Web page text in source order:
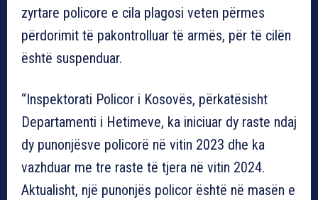
zyrtare policore e cila plagosi veten përmes
përdorimit të pakontrolluar të armës, për të cilën
është suspenduar.
“Inspektorati Policor i Kosovës, përkatësisht
Departamenti i Hetimeve, ka iniciuar dy raste ndaj
dy punonjësve policorë në vitin 2023 dhe ka
vazhduar me tre raste të tjera në vitin 2024.
Aktualisht, një punonjës policor është në masën e